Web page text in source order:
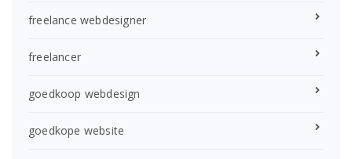
freelance webdesigner
freelancer
goedkoop webdesign
goedkope website